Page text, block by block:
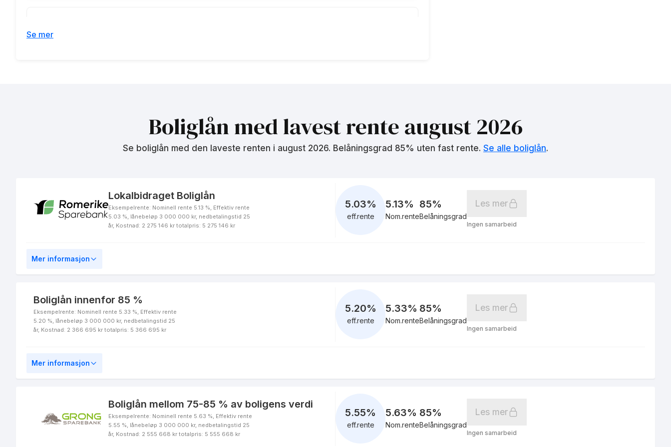
Flexilån 50%
LOfavør 34+ Boliglån
LOfavør Førstehjemslån
75%
4.86%
Se mer
Boliglån med lavest renteaugust 2026
Se boliglån med den laveste renten i august 2026. Belåningsgrad 85% uten fast rente. Se alle boliglån.
Lokalbidraget Boliglån
Eksempelrente: Nominell rente 5.13 %, Effektiv rente
5.03 %, lånebeløp 3 000 000 kr, nedbetalingstid 25
år, Kostnad: 2 275 146 kr totalpris: 5 275 146 kr
5.03%
eff.rente
5.13%
Nom.rente
85%
Belåningsgrad
Les mer
Ingen samarbeid
Mer informasjon
Boliglån innenfor 85 %
Eksempelrente: Nominell rente 5.33 %, Effektiv rente
5.20 %, lånebeløp 3 000 000 kr, nedbetalingstid 25
år, Kostnad: 2 366 695 kr totalpris: 5 366 695 kr
5.20%
eff.rente
5.33%
Nom.rente
85%
Belåningsgrad
Les mer
Ingen samarbeid
Mer informasjon
Boliglån mellom 75-85 % av boligens verdi
Eksempelrente: Nominell rente 5.63 %, Effektiv rente
5.55 %, lånebeløp 3 000 000 kr, nedbetalingstid 25
år, Kostnad: 2 555 668 kr totalpris: 5 555 668 kr
5.55%
eff.rente
5.63%
Nom.rente
85%
Belåningsgrad
Les mer
Ingen samarbeid